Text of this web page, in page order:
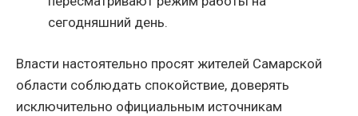
сегодняшний день.
Власти настоятельно просят жителей Самарской
области соблюдать спокойствие, доверять
исключительно официальным источникам